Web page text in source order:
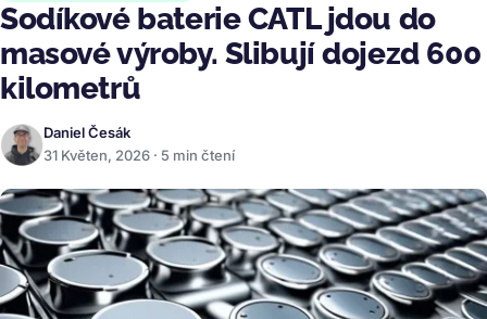
Sodíkové baterie CATL jdou do
masové výroby. Slibují dojezd 600
kilometrů
Daniel Česák
31 Květen, 2026 · 5 min čtení